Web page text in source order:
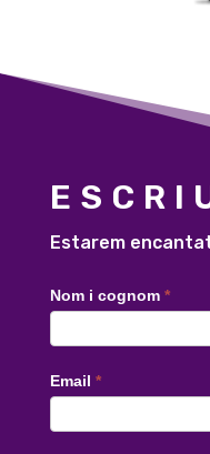
Estarem
Contacte
català
Nom i cognom *
Email *